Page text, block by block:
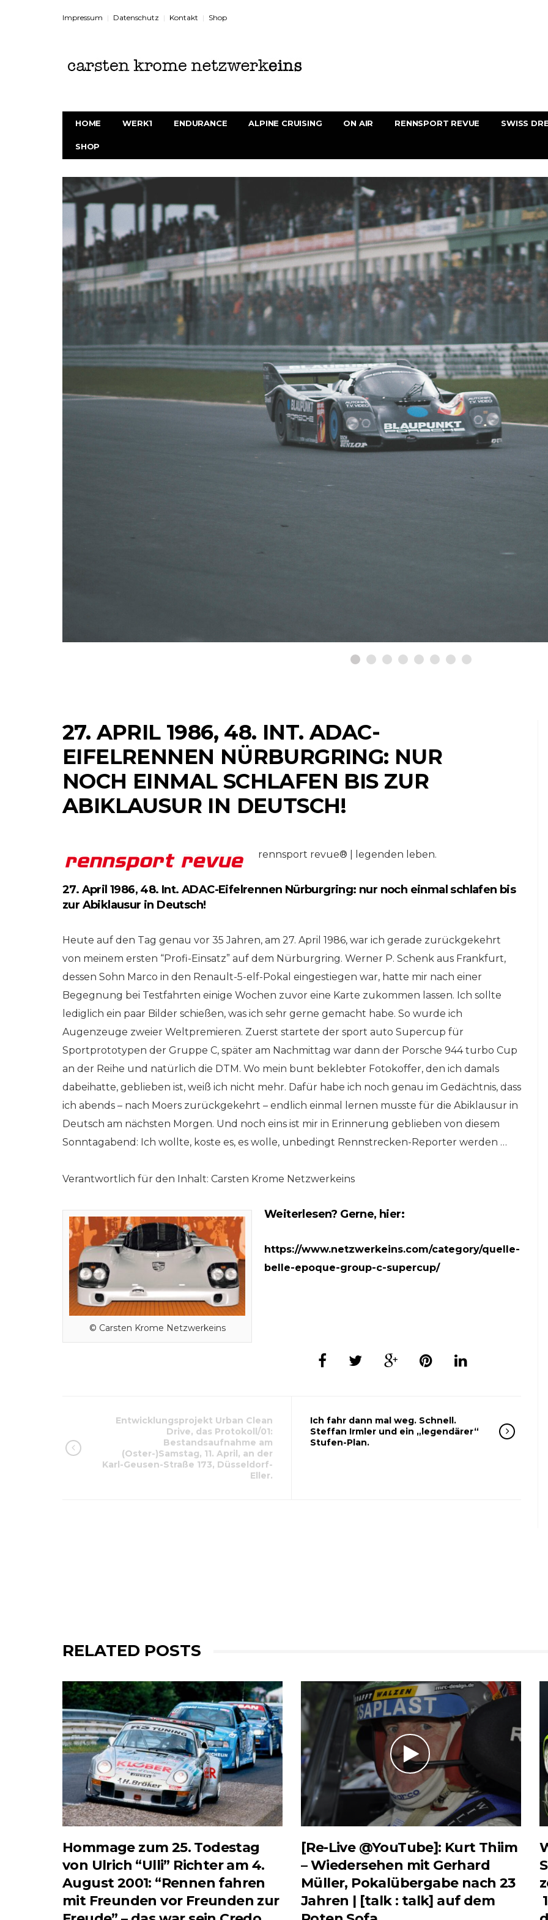
Impressum Datenschutz Kontakt Shop
HOME WERK1 ENDURANCE ALPINE CRUISING ON AIR RENNSPORT REVUE SWISS
SHOP
27. APRIL 1986, 48. INT. ADAC-
EIFELRENNEN NÜRBURGRING: NUR
NOCH EINMAL SCHLAFEN BIS ZUR
ABIKLAUSUR IN DEUTSCH!
rennsport revue® | legenden leben.
27. April 1986, 48. Int. ADAC-Eifelrennen Nürburgring: nur noch einmal schlafen bis
zur Abiklausur in Deutsch!
Heute auf den Tag genau vor 35 Jahren, am 27. April 1986, war ich gerade zurückgekehrt
von meinem ersten “Profi-Einsatz” auf dem Nürburgring. Werner P. Schenk aus Frankfurt,
dessen Sohn Marco in den Renault-5-elf-Pokal eingestiegen war, hatte mir nach einer
Begegnung bei Testfahrten einige Wochen zuvor eine Karte zukommen lassen. Ich sollte
lediglich ein paar Bilder schießen, was ich sehr gerne gemacht habe. So wurde ich
Augenzeuge zweier Weltpremieren. Zuerst startete der sport auto Supercup für
Sportprototypen der Gruppe C, später am Nachmittag war dann der Porsche 944 turbo Cup
an der Reihe und natürlich die DTM. Wo mein bunt beklebter Fotokoffer, den ich damals
dabeihatte, geblieben ist, weiß ich nicht mehr. Dafür habe ich noch genau im Gedächtnis, dass
ich abends – nach Moers zurückgekehrt – endlich einmal lernen musste für die Abiklausur in
Deutsch am nächsten Morgen. Und noch eins ist mir in Erinnerung geblieben von diesem
Sonntagabend: Ich wollte, koste es, es wolle, unbedingt Rennstrecken-Reporter werden …
Verantwortlich für den Inhalt: Carsten Krome Netzwerkeins
© Carsten Krome Netzwerkeins
Weiterlesen? Gerne, hier:
https://www.netzwerkeins.com/category/quelle-
belle-epoque-group-c-supercup/
Entwicklungsprojekt Urban Clean
Drive, das Protokoll/01:
Bestandsaufnahme am
(Oster-)Samstag, 11. April, an der
Karl-Geusen-Straße 173, Düsseldorf-
Eller.
Ich fahr dann mal weg. Schnell.
Steffan Irmler und ein „legendärer“
Stufen-Plan.
bei
// Go!
NETZWERKEINS GO! // ONLINE-STORE BY WERK1
№ 001 | 2019
verpasst? werk1 nine
– jetzt online
nachbestellen bei
Netzwerkeins // Go!
9. August 2019
13 Jahre werk1®
neue Ausgabe 01 |
2026 – im Handel ab
Freitag, 6. März.
16. Februar 2026
RELATED POSTS
Hommage zum 25. Todestag
von Ulrich “Ulli” Richter am 4.
August 2001: “Rennen fahren
mit Freunden vor Freunden zur
[Re-Live @YouTube]: Kurt Thiim
– Wiedersehen mit Gerhard
Müller, Pokalübergabe nach 23
Jahren | [talk : talk] auf dem